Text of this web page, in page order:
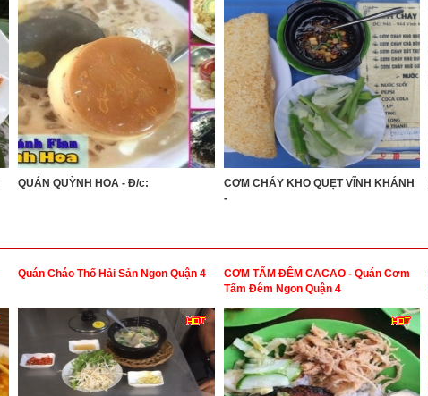
QUÁN QUỲNH HOA - Đ/c:
CƠM CHÁY KHO QUẸT VĨNH KHÁNH
-
Quán Cháo Thố Hải Sản Ngon Quận 4
CƠM TẤM ĐÊM CACAO - Quán Cơm
Tấm Đêm Ngon Quận 4